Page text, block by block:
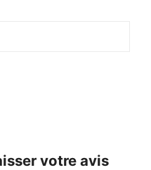
votre avis